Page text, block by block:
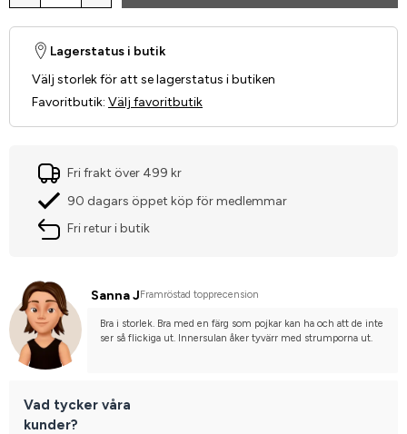
Lagerstatus i butik
Välj storlek för att se lagerstatus i butiken
Favoritbutik: Välj favoritbutik
Fri frakt över 499 kr
90 dagars öppet köp för medlemmar
Fri retur i butik
Sanna J Framröstad topprecension
Bra i storlek. Bra med en färg som pojkar kan ha och att de inte
ser så flickiga ut. Innersulan åker tyvärr med strumporna ut.
Vad tycker våra
kunder?